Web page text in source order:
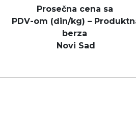
Prosečna cena sa
PDV-om (din/kg) –
berza
Novi Sad